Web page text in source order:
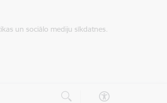
un sociālo mediju sīkdatnes.